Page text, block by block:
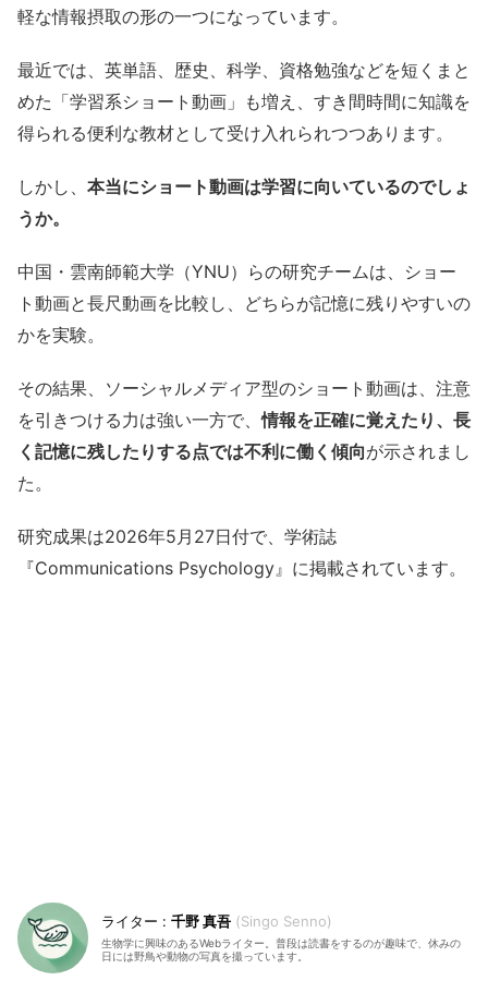
軽な情報摂取の形の一つになっています。
最近では、英単語、歴史、科学、資格勉強などを短くまと
めた「学習系ショート動画」も増え、すき間時間に知識を
得られる便利な教材として受け入れられつつあります。
しかし、 本当にショート動画は学習に向いているのでしょ
うか。
中国・雲南師範大学（YNU）らの研究チームは、ショー
ト動画と長尺動画を比較し、どちらが記憶に残りやすいの
かを実験。
その結果、ソーシャルメディア型のショート動画は、注意
を引きつける力は強い一方で、情報を正確に覚えたり、長
く記憶に残したりする点では不利に働く傾向が示されまし
た。
研究成果は2026年5月27日付で、学術誌
『Communications Psychology』に掲載されています。
千野 真吾 Singo Senno
生物学に興味のあるWebライター。普段は読書をするのが趣味で、休みの
日には野鳥や動物の写真を撮っています。